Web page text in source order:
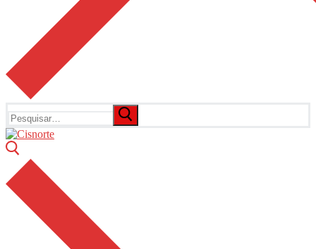
por: